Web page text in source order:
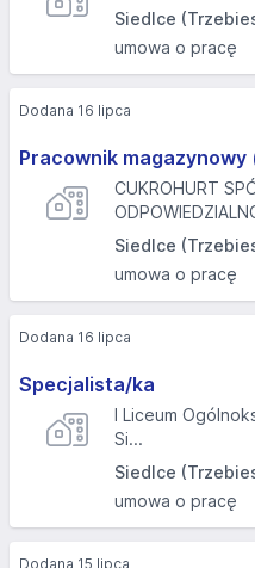
Siedlce
umowa o pracę
Pracownik magazynowy
CUKROHURT
Siedlce
umowa o pracę
Dodana 16 lipca
Specjalista/ka
I Liceum
Si...
Siedlce
umowa o pracę
Dodana 16 lipca
Dodana 15 lipca